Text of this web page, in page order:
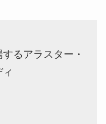
るアラスター・